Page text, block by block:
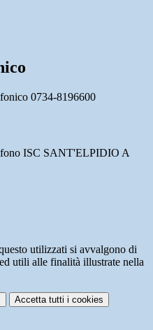
0734-8196600
ISC SANT'ELPIDIO A
utilizzati si avvalgono di
utili alle finalità illustrate nella
Accetta tutti i cookies